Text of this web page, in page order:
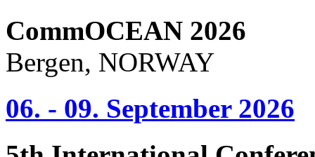
CommOCEAN 2026
Bergen, NORWAY
06. - 09. September 2026